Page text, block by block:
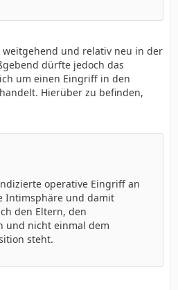
weitgehend und relativ neu in der
dürfte jedoch das
um einen Eingriff in den
Hierüber zu befinden,
operative Eingriff an
Intimsphäre und damit
den Eltern, den
und nicht einmal dem
steht.